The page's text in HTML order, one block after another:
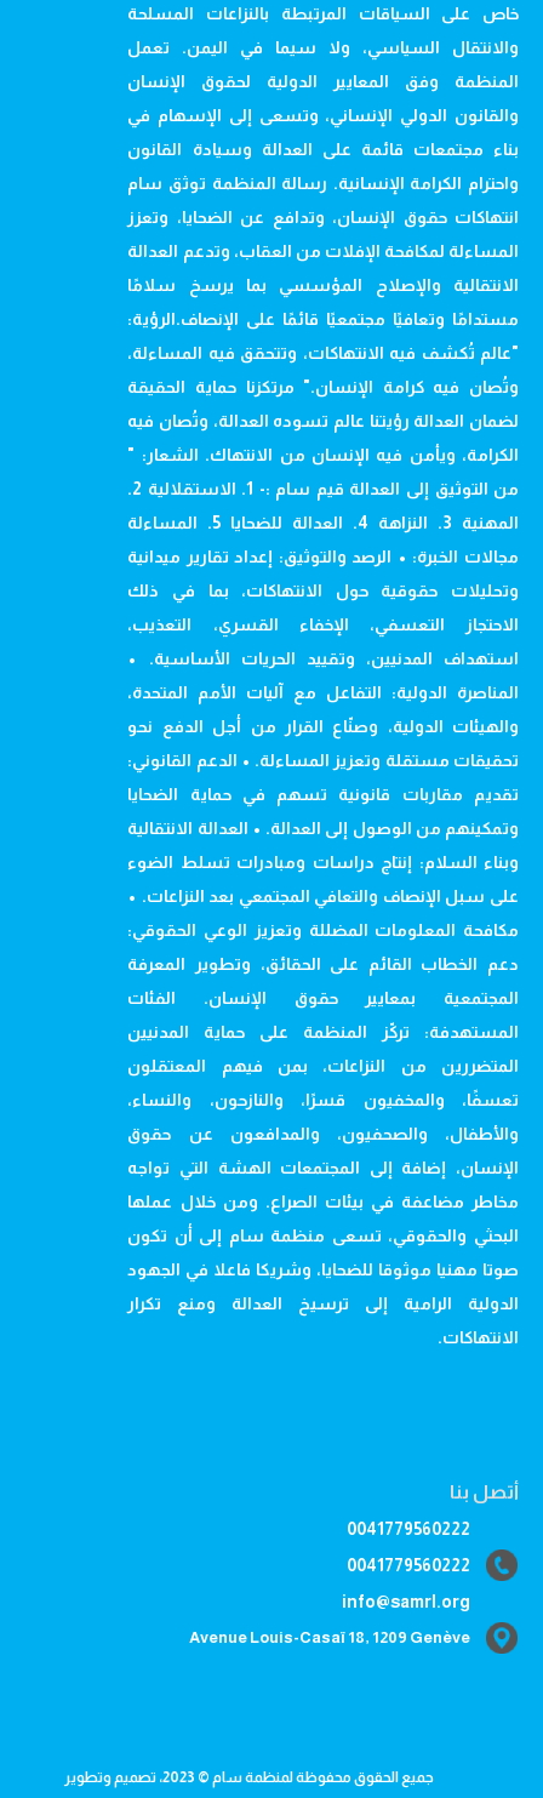
خاص على السياقات المرتبطة بالنزاعات المسلحة
والانتقال السياسي، ولا سيما في اليمن. تعمل
المنظمة وفق المعايير الدولية لحقوق الإنسان
والقانون الدولي الإنساني، وتسعى إلى الإسهام في
بناء مجتمعات قائمة على العدالة وسيادة القانون
واحترام الكرامة الإنسانية. رسالة المنظمة توثق سام
انتهاكات حقوق الإنسان، وتدافع عن الضحايا، وتعزز
المساءلة لمكافحة الإفلات من العقاب، وتدعم العدالة
الانتقالية والإصلاح المؤسسي بما يرسخ سلامًا
مستدامًا وتعافيًا مجتمعيًا قائمًا على الإنصاف.الرؤية:
"عالم تُكشف فيه الانتهاكات، وتتحقق فيه المساءلة،
وتُصان فيه كرامة الإنسان." مرتكزنا حماية الحقيقة
لضمان العدالة رؤيتنا عالم تسوده العدالة، وتُصان فيه
الكرامة، ويأمن فيه الإنسان من الانتهاك. الشعار: "
من التوثيق إلى العدالة قيم سام :- 1. الاستقلالية 2.
المهنية 3. النزاهة 4. العدالة للضحايا 5. المساءلة
مجالات الخبرة: • الرصد والتوثيق: إعداد تقارير ميدانية
وتحليلات حقوقية حول الانتهاكات، بما في ذلك
الاحتجاز التعسفي، الإخفاء القسري، التعذيب،
استهداف المدنيين، وتقييد الحريات الأساسية. •
المناصرة الدولية: التفاعل مع آليات الأمم المتحدة،
والهيئات الدولية، وصنّاع القرار من أجل الدفع نحو
تحقيقات مستقلة وتعزيز المساءلة. • الدعم القانوني:
تقديم مقاربات قانونية تسهم في حماية الضحايا
وتمكينهم من الوصول إلى العدالة. • العدالة الانتقالية
وبناء السلام: إنتاج دراسات ومبادرات تسلط الضوء
على سبل الإنصاف والتعافي المجتمعي بعد النزاعات. •
مكافحة المعلومات المضللة وتعزيز الوعي الحقوقي:
دعم الخطاب القائم على الحقائق، وتطوير المعرفة
المجتمعية بمعايير حقوق الإنسان. الفئات
المستهدفة: تركّز المنظمة على حماية المدنيين
المتضررين من النزاعات، بمن فيهم المعتقلون
تعسفًا، والمخفيون قسرًا، والنازحون، والنساء،
والأطفال، والصحفيون، والمدافعون عن حقوق
الإنسان، إضافة إلى المجتمعات الهشة التي تواجه
مخاطر مضاعفة في بيئات الصراع. ومن خلال عملها
البحثي والحقوقي، تسعى منظمة سام إلى أن تكون
صوتا مهنيا موثوقا للضحايا، وشريكا فاعلا في الجهود
الدولية الرامية إلى ترسيخ العدالة ومنع تكرار
الانتهاكات.
أتصل بنا
0041779560222
0041779560222
info@samrl.org
Avenue Louis-Casaï 18, 1209 Genève
جميع الحقوق محفوظة لمنظمة سام © 2023، تصميم وتطوير